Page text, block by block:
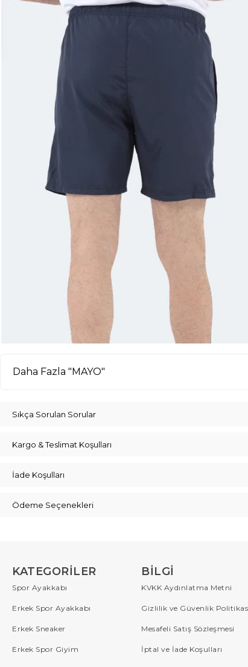
Daha Fazla "MAYO"
Sıkça Sorulan Sorular
Kargo & Teslimat Koşulları
İade Koşulları
Ödeme Seçenekleri
KATEGORILER
Spor Ayakkabı
Erkek Spor Ayakkabı
Erkek Sneaker
Erkek Spor Giyim
BILGI
KVKK Aydınlatma Metni
Gizlilik ve Güvenlik
Mesafeli Satış Sözleşmesi
İptal ve İade Koşulları